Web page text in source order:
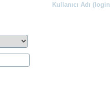
Kullanıcı Adı